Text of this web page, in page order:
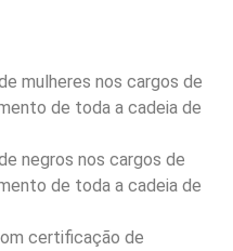
mulheres nos cargos de
de toda a cadeia de
negros nos cargos de
de toda a cadeia de
certificação de